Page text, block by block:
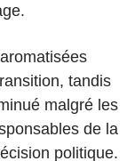
tandis
malgré les
de la
politique.